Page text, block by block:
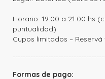
Horario: 19:00 a 21:00 hs
puntualidad)
Cupos limitados –
Formas de pago: